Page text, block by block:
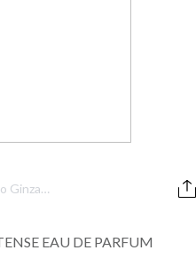
Ginza
EAU DE PARFUM